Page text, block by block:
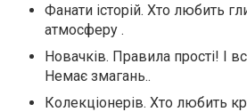
Фанати історій. Хто любить
атмосферу .
Новачків. Правила прості! І
Немає змагань..
Колекціонерів. Хто любить